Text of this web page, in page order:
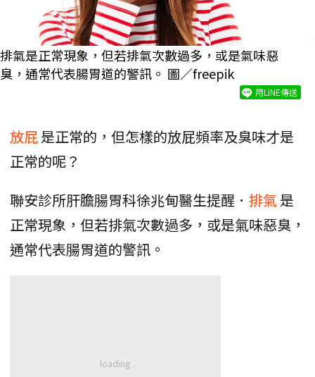
排氣是正常現象，但若排氣次數過多，或是氣味惡
臭，通常代表腸胃道的警訊。 圖／freepik
用LINE傳送
放屁是正常的，但怎樣的放屁頻率及臭味才是
正常的呢？
聯安診所肝膽腸胃科徐兆甸醫生提醒． 排氣是
正常現象，但若排氣次數過多，或是氣味惡臭，
通常代表腸胃道的警訊。